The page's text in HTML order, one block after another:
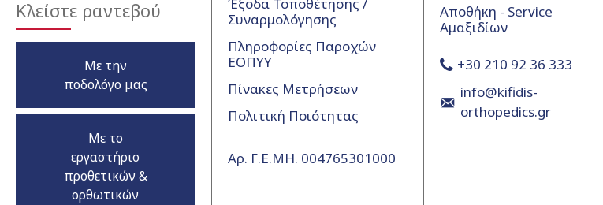
Κλείστε ραντεβού
Με την
ποδολόγο μας
Με το
εργαστήριο
προθετικών &
ορθωτικών
Έξοδα Τοποθέτησης /
Συναρμολόγησης
Πληροφορίες Παροχών
ΕΟΠΥΥ
Πίνακες Μετρήσεων
Πολιτική Ποιότητας
Αρ. Γ.Ε.ΜΗ. 004765301000
Αποθήκη - Service
Αμαξιδίων
+30 210 92 36 333
info@kifidis-
orthopedics.gr